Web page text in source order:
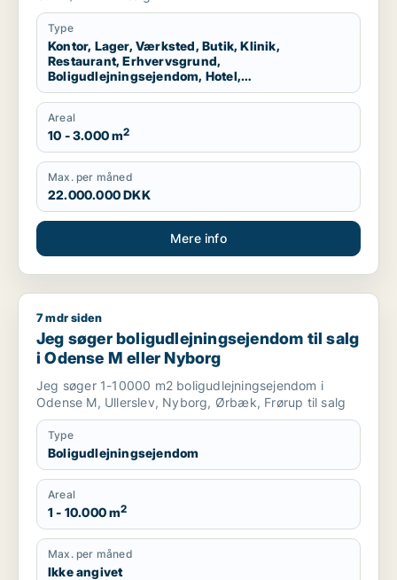
Odense
Type
Kontor, Lager, Værksted, Butik, Klinik,
Restaurant, Erhvervsgrund,
Boligudlejningsejendom, Hotel,
Produktionslokaler, Garage
Areal
10 - 3.000 m2
Max. per måned
22.000.000 DKK
Mere info
Jeg søger boligudlejningsejendom til salg i Odense M eller
7 mdr siden
Jeg søger boligudlejningsejendom til salg
i Odense M eller Nyborg
Jeg søger 1-10000 m2 boligudlejningsejendom i
Odense M, Ullerslev, Nyborg, Ørbæk, Frørup til salg
Type
Boligudlejningsejendom
Areal
1 - 10.000 m2
Max. per måned
Ikke angivet